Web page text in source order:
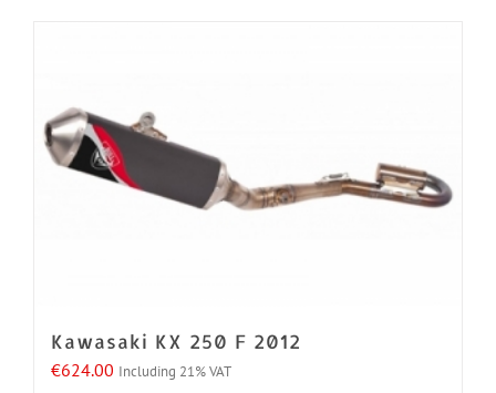
optie
productpagina
Kawasaki KX 250 F 2012
€624.00 Including 21% VAT